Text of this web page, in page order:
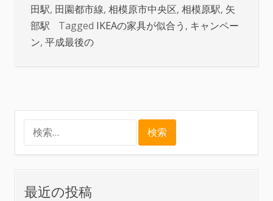
田駅, 田園都市線, 相模原市中央区, 相模原駅, 矢
部駅
Tagged IKEAの家具が似合う , キャンペー
ン, 平成最後の
最近の投稿